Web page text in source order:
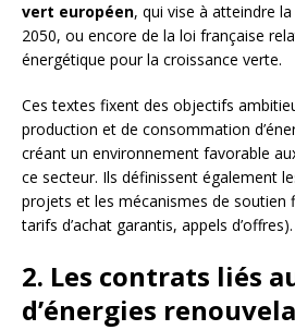
vert européen, qui vise à atteindre
2050, ou encore de la loi française
énergétique pour la croissance verte.
Ces textes fixent des objectifs
production et de consommation
créant un environnement favorable
ce secteur. Ils définissent également
projets et les mécanismes de soutien
tarifs d’achat garantis, appels d’offres).
2. Les contrats liés
d’énergies